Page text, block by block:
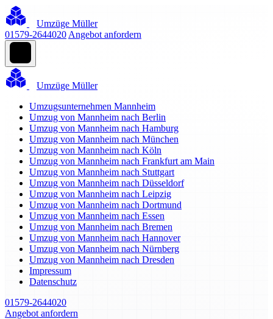
Umzüge Müller
01579-2644020 Angebot anfordern
Umzüge Müller
Umzugsunternehmen Mannheim
Umzug von Mannheim nach Berlin
Umzug von Mannheim nach Hamburg
Umzug von Mannheim nach München
Umzug von Mannheim nach Köln
Umzug von Mannheim nach Frankfurt am Main
Umzug von Mannheim nach Stuttgart
Umzug von Mannheim nach Düsseldorf
Umzug von Mannheim nach Leipzig
Umzug von Mannheim nach Dortmund
Umzug von Mannheim nach Essen
Umzug von Mannheim nach Bremen
Umzug von Mannheim nach Hannover
Umzug von Mannheim nach Nürnberg
Umzug von Mannheim nach Dresden
Impressum
Datenschutz
01579-2644020
Angebot anfordern